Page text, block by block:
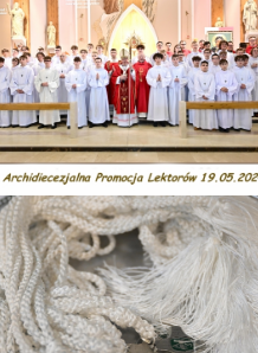
Promocja lektorska A. D.
2024
Lektorzy